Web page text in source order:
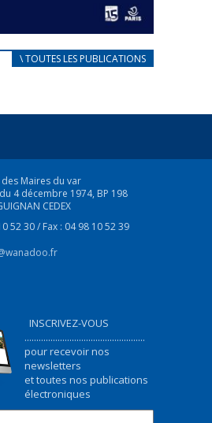
au mieux les réfugiés
\ TOUTES LES PUBLICATIONS
Maires du var
4 décembre 1974, BP 198
CEDEX
52 30 / Fax : 04 98 10 52 39
INSCRIVEZ-VOUS
...................................................
pour recevoir nos
newsletters
et toutes nos publications
électroniques